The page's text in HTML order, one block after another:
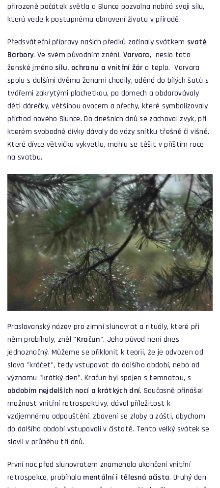
přirozeně počátek světla a Slunce pozvolna nabírá svoji sílu,
která vede k postupnému obnovení života v přírodě.
Předsváteční přípravy našich předků začínaly svátkem svaté
Barbory. Ve svém původním znění, Varvara, neslo toto
ženské jméno sílu, ochranu a vnitřní žár a teplo. Varvara
spolu s dalšími dvěma ženami chodily, oděné do bílých šatů s
tvářemi zakrytými plachetkou, po domech a obdarovávaly
děti dárečky, většinou ovocem a ořechy, které symbolizovaly
příchod nového Slunce. Do dnešních dnů se zachoval zvyk, při
kterém svobodné dívky dávaly do vázy snítku třešně či višně.
Které dívce větvička vykvetla, mohla se těšit v příštím roce
na svatbu.
Praslovanský název pro zimní slunovrat a rituály, které při
něm probíhaly, zněl "Kračun". Jeho původ není dnes
jednoznačný. Můžeme se přiklonit k teorii, že je odvozen od
slova "kráčet", tedy vstupovat do dalšího období, nebo od
významu "krátký den". Kračun byl spojen s temnotou, s
obdobím nejdelších nocí a krátkých dní. Současně přinášel
možnost vnitřní retrospektivy, dával příležitost k
vzájemnému odpouštění, zbavení se zloby a zášti, abychom
do dalšího období vstupovali v čistotě. Tento velký svátek se
slavil v průběhu tří dnů.
První noc před slunovratem znamenala ukončení vnitřní
retrospekce, probíhala mentální i tělesná očista. Druhý den